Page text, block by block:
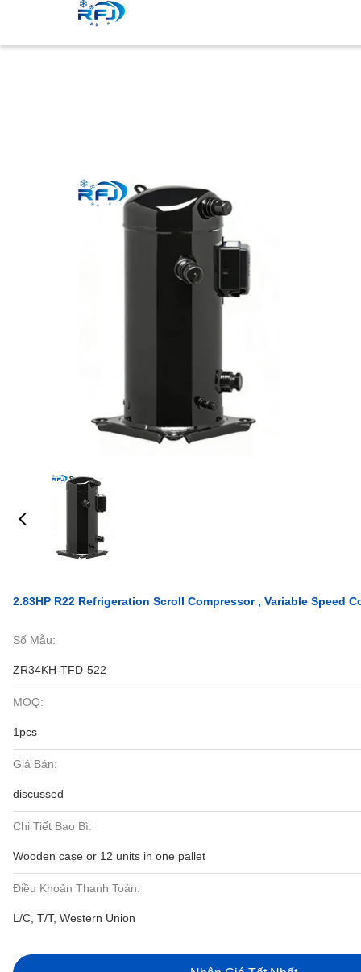
2.83HP R22 Refrigeration Scroll Compressor , Variable Speed
Số Mẫu:
ZR34KH-TFD-522
MOQ:
1pcs
Giá Bán:
discussed
Chi Tiết Bao Bì:
Wooden case or 12 units in one pallet
Điều Khoản Thanh Toán:
L/C, T/T, Western Union